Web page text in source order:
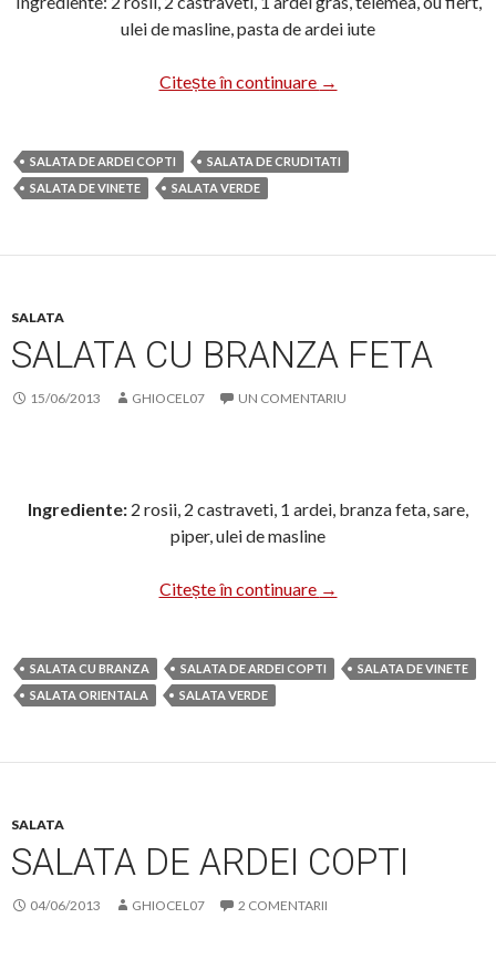
ulei de masline, pasta de ardei iute
Citește în continuare Salata cu telemea si ou
→
SALATA DE ARDEI COPTI
SALATA DE CRUDITATI
SALATA DE VINETE
SALATA VERDE
SALATA
SALATA CU BRANZA FETA
15/06/2013 GHIOCEL07 UN COMENTARIU
Ingrediente: 2 rosii, 2 castraveti, 1 ardei, branza feta, sare,
piper, ulei de masline
Citește în continuare Salata cu branza feta
→
SALATA CU BRANZA SALATA DE ARDEI COPTI
SALATA DE VINETE
SALATA ORIENTALA
SALATA VERDE
SALATA
SALATA DE ARDEI COPTI
04/06/2013 GHIOCEL07 2 COMENTARII